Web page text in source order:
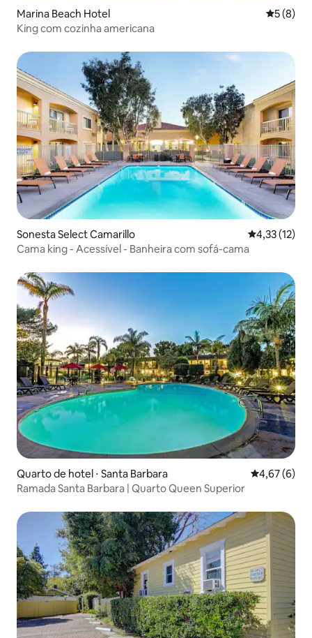
Marina Beach Hotel 5 de
5 (8)
King com cozinha americana
Sonesta Select Camarillo 4,33 de uma
4,33 (12)
Cama king - Acessível - Banheira com sofá-cama
Quarto de hotel ⋅ Santa Barbara 4,67 de uma
4,67 (6)
Ramada Santa Barbara | Quarto Queen Superior